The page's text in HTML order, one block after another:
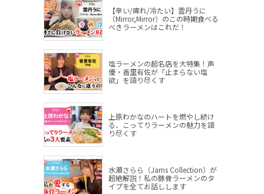
【辛い/痺れ/冷たい】雲丹うに
（Mirror,Mirror）のこの時期食べる
べきラーメンはこれだ！
塩ラーメンの超名店を大特集！声
優・香里有佐が「止まらない塩
欲」を語り尽くす
上原わかなのハートを燃やし続け
る、こってりラーメンの魅力を語
り尽くす
水瀬さらら（Jams Collection）が
超絶解説！私の豚骨ラーメンのタ
イプを全てお話しします